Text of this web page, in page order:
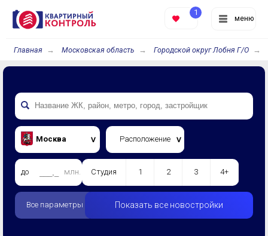
меню
1
Главная Московская область Городской округ Лобня Г/О
Москва Расположение
до млн. Студия 1 2 3 4+
Все параметры Показать все новостройки